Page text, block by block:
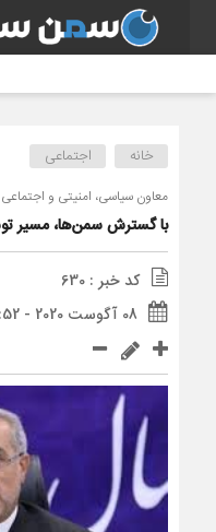
خانه اجتماعی
معاون سیاسی، امنیتی و اجتماعی
با گسترش سمن‌ها، مسیر
کد خبر : 630
08 آگوست 2020 - 0:52